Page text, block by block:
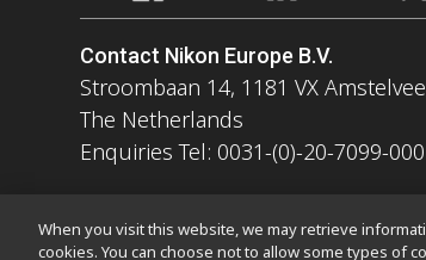
Contact Nikon Europe B.V.
Stroombaan 14, 1181 VX
The Netherlands
Enquiries Tel: 0031-(0)-20-7099-000
When you visit this website, we may retrieve
cookies. You can choose not to allow some types of